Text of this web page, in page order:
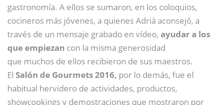
gastronomía. A ellos se sumaron, en los coloquios,
cocineros más jóvenes, a quienes Adriá aconsejó, a
través de un mensaje grabado en vídeo, ayudar a los
que empiezan con la misma generosidad
que muchos de ellos recibieron de sus maestros.
El Salón de Gourmets 2016, por lo demás, fue el
habitual hervidero de actividades, productos,
showcookings y demostraciones que mostraron por